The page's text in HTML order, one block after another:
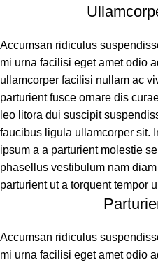
Accumsan ridiculus
mi urna facilisi eget amet odio
ullamcorper facilisi nullam ac
parturient fusce ornare dis
leo litora dui suscipit
faucibus ligula ullamcorper sit.
ipsum a a parturient molestie
phasellus vestibulum nam
parturient ut a torquent tempor
Accumsan ridiculus
mi urna facilisi eget amet odio